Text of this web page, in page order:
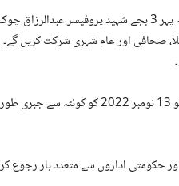
اہلِ خانہ کے مطابق، 8 نومبر کو سہ پہر 3 بجے
صحافی اور عام شہری شرکت کریں گے۔
اہلخانہ کا کہنا ہے کہ سلمان بلوچ
حکومتی اداروں سے متعدد بار رجوع